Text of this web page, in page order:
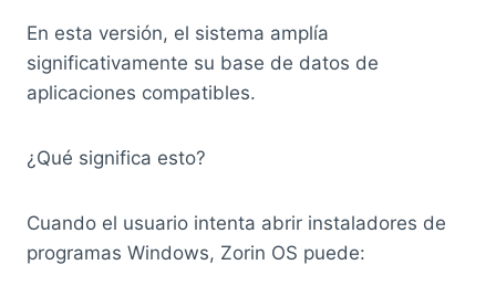
En esta versión, el sistema amplía
significativamente su base de datos de
aplicaciones compatibles.
¿Qué significa esto?
Cuando el usuario intenta abrir instaladores de
programas Windows, Zorin OS puede: